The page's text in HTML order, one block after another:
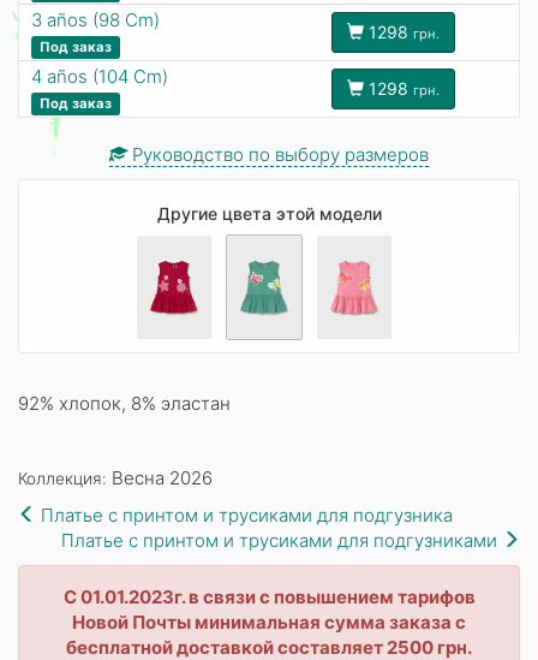
3 años (98 Cm)
Под заказ
1298 грн.
4 años (104 Cm)
Под заказ
1298 грн.
Руководство по выбору размеров
Другие цвета этой модели
92% хлопок, 8% эластан
Коллекция: Весна 2026
Платье с принтом и трусиками для подгузника
Платье с принтом и трусиками для подгузниками
С 01.01.2023г. в связи с повышением тарифов
Новой Почты минимальная сумма заказа с
бесплатной доставкой составляет 2500 грн.